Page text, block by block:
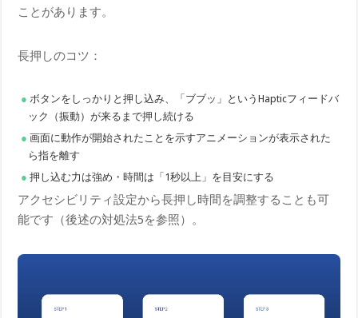
ことがあります。
長押しのコツ：
ボタンをしっかりと押し込み、「ブブッ」というHapticフィードバ
ック（振動）が来るまで押し続ける
画面に動作が開始されたことを示すアニメーションが表示された
ら指を離す
押し込む力は強め・時間は「1秒以上」を目安にする
アクセシビリティ設定から長押し時間を調整することも可
能です（後述の対処法5を参照）。